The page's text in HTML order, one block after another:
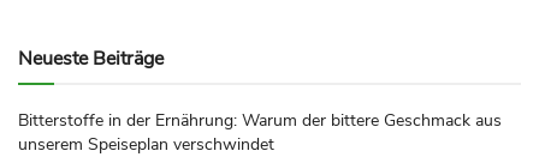
Neueste Beiträge
Bitterstoffe in der Ernährung: Warum der bittere Geschmack aus
unserem Speiseplan verschwindet